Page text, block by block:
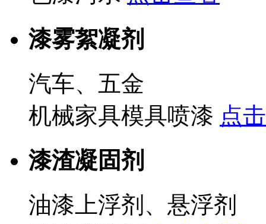
漆雾絮凝剂
汽车、五金
机械家具模具喷漆 点
漆渣凝固剂
油漆上浮剂、悬浮剂